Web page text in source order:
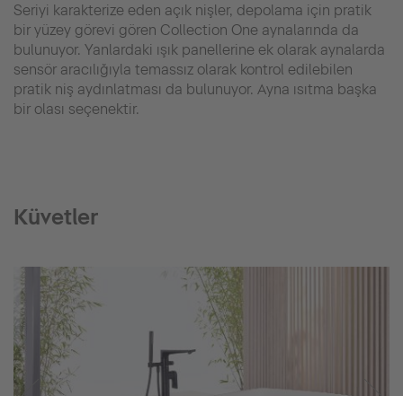
Seriyi karakterize eden açık nişler, depolama için pratik
bir yüzey görevi gören Collection One aynalarında da
bulunuyor. Yanlardaki ışık panellerine ek olarak aynalarda
sensör aracılığıyla temassız olarak kontrol edilebilen
pratik niş aydınlatması da bulunuyor. Ayna ısıtma başka
bir olası seçenektir.
Küvetler